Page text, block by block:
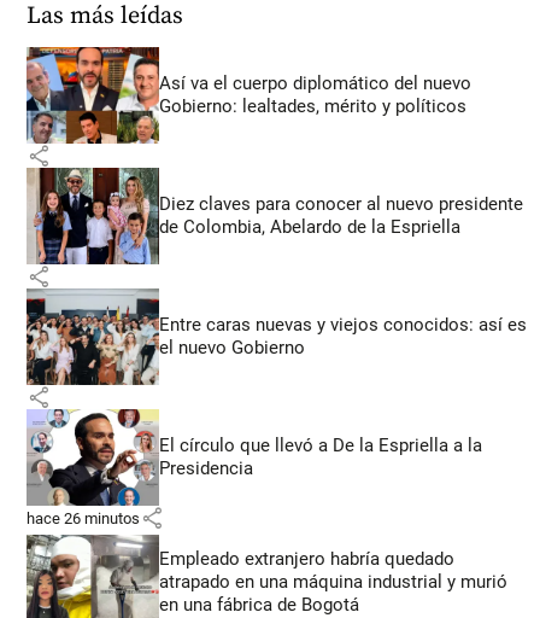
Las más leídas
Así va el cuerpo diplomático del nuevo
Gobierno: lealtades, mérito y políticos
share
Diez claves para conocer al nuevo presidente
de Colombia, Abelardo de la Espriella
share
Entre caras nuevas y viejos conocidos: así es
el nuevo Gobierno
share
El círculo que llevó a De la Espriella a la
Presidencia
hace 26 minutos share
Empleado extranjero habría quedado
atrapado en una máquina industrial y murió
en una fábrica de Bogotá